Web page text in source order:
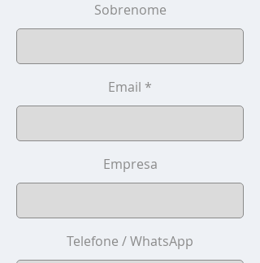
Sobrenome
Email
Empresa
Telefone / WhatsApp